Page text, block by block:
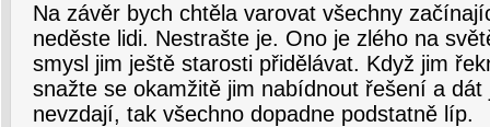
Na závěr bych chtěla varovat všechny
neděste lidi. Nestrašte je. Ono je zlého na
smysl jim ještě starosti přidělávat. Když jim
snažte se okamžitě jim nabídnout řešení a dát
nevzdají, tak všechno dopadne podstatně líp.